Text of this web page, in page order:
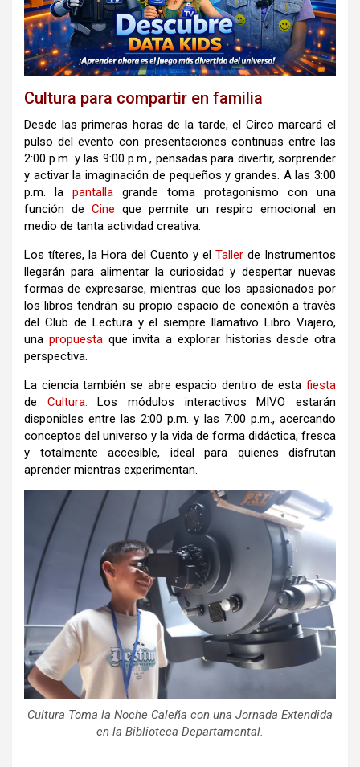
Cultura para compartir en familia
Desde las primeras horas de la tarde, el Circo marcará el
pulso del evento con presentaciones continuas entre las
2:00 p.m. y las 9:00 p.m., pensadas para divertir, sorprender
y activar la imaginación de pequeños y grandes. A las 3:00
p.m. la pantalla grande toma protagonismo con una
función de Cine que permite un respiro emocional en
medio de tanta actividad creativa.
Los títeres, la Hora del Cuento y el Taller de Instrumentos
llegarán para alimentar la curiosidad y despertar nuevas
formas de expresarse, mientras que los apasionados por
los libros tendrán su propio espacio de conexión a través
del Club de Lectura y el siempre llamativo Libro Viajero,
una propuestaque invita a explorar historias desde otra
perspectiva.
La ciencia también se abre espacio dentro de esta fiesta
de Cultura. Los módulos interactivos MIVO estarán
disponibles entre las 2:00 p.m. y las 7:00 p.m., acercando
conceptos del universo y la vida de forma didáctica, fresca
y totalmente accesible, ideal para quienes disfrutan
aprender mientras experimentan.
Cultura Toma la Noche Caleña con una Jornada Extendida
en la Biblioteca Departamental.